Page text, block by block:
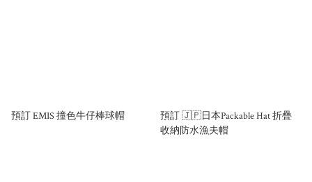
預訂 EMIS 撞色牛仔棒球帽
預訂 🇯🇵日本Packable Hat 折疊
收納防水漁夫帽